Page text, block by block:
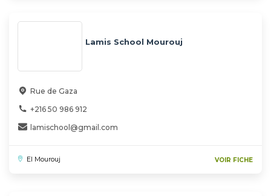
Lamis School Mourouj
Rue de Gaza
+216 50 986 912
lamischool@gmail.com
El Mourouj VOIR FICHE